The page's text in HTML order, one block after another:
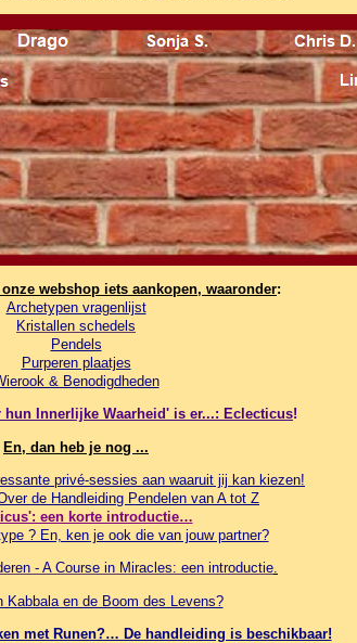
webshop iets aankopen, waaronder:
Archetypen vragenlijst
Kristallen schedels
Pendels
Purperen plaatjes
& Benodigdheden
hun Innerlijke Waarheid' is er...: Eclecticus!
En, dan heb je nog ...
privé-sessies aan waaruit jij kan kiezen!
de Handleiding Pendelen van A tot Z
een korte introductie…
? En, ken je ook die van jouw partner?
- A Course in Miracles: een introductie.
Kabbala en de Boom des Levens?
met Runen?… De handleiding is beschikbaar!